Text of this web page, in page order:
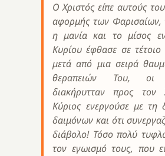
Ο Χριστός είπε αυτούς
αφορμής των Φαρισαίων,
η μανία και το μίσος
Κυρίου έφθασε σε
μετά από μια σειρά
θεραπειών Του, οι
διακήρυτταν προς
Κύριος ενεργούσε με τη
δαιμόνων και ότι
διάβολο! Τόσο πολύ
τον εγωισμό τους, που